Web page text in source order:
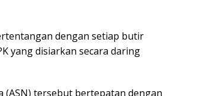
dengan setiap butir
yang disiarkan secara daring
(ASN) tersebut bertepatan dengan